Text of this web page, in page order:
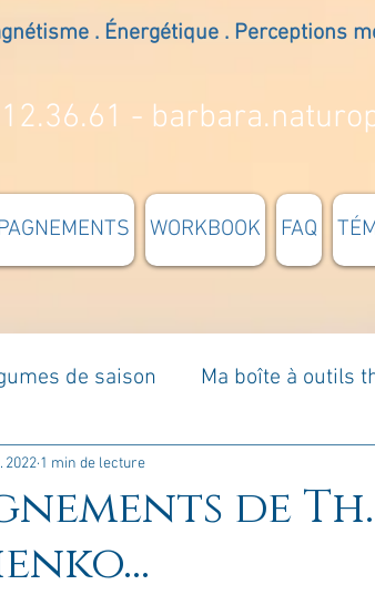
. Énergétique . Perceptions
-
WORKBOOK FAQ
de saison Ma boîte à outils
Rome : voyage
jour Croyances et idées reçues
de Th.
2022 1 min de lecture